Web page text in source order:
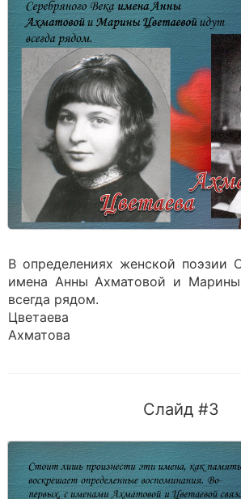
В определениях женской поэзии
имена Анны Ахматовой и
всегда рядом.
Цветаева
Ахматова
Слайд #3